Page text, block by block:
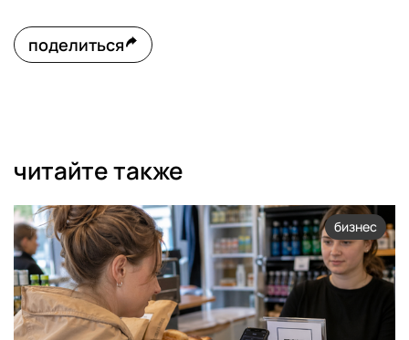
поделиться
читайте также
бизнес